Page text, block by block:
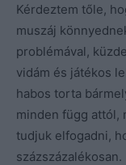
Kérdeztem tőle,
muszáj
problémával,
vidám és játékos
habos torta
minden függ attól,
tudjuk elfogadni,